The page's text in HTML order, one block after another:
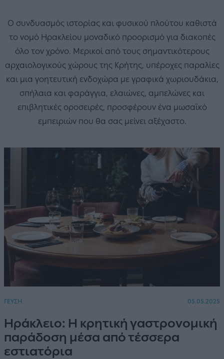
Ο συνδυασμός ιστορίας και φυσικού πλούτου καθιστά
το νομό Ηρακλείου μοναδικό προορισμό για διακοπές
όλο τον χρόνο. Μερικοί από τους σημαντικότερους
αρχαιολογικούς χώρους της Κρήτης, υπέροχες παραλίες
και μια γοητευτική ενδοχώρα με γραφικά χωριουδάκια,
σπήλαια και φαράγγια, ελαιώνες, αμπελώνες και
επιβλητικές οροσειρές, προσφέρουν ένα μωσαϊκό
εμπειριών που θα σας μείνει αξέχαστο.
ΓΕΥΣΗ 05.05.2025
Ηράκλειο: Η κρητική γαστρονομική
παράδοση μέσα από τέσσερα
εστιατόρια